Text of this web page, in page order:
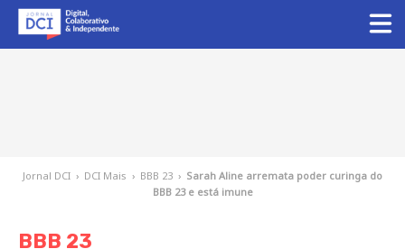
Jornal DCI › DCI Mais › BBB 23 › Sarah Aline arremata poder curinga do
BBB 23 e está imune
BBB 23